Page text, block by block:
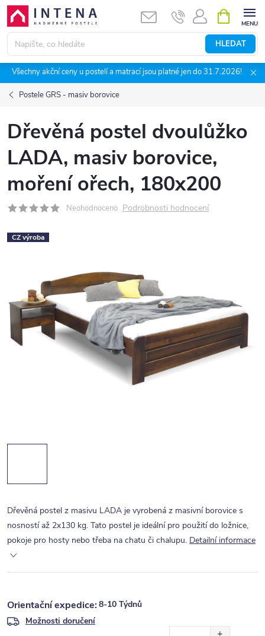
Přejít
obsah
HLEDAT
NÁKUPNÍ
KOŠÍK
Všechny akční ceny u postelí a matrací jsou platné jen do 31.7.2026!
Postele GRS - masiv borovice
Dřevěná postel dvoulůžko
LADA, masiv borovice,
moření ořech, 180x200
Neohodnoceno Podrobnosti hodnocení
CZ výroba
Dřevěná postel z masivu LADA je vyrobená z masivní borovice s
nosností až 2x130 kg. Tato postel je ideální pro použití do ložnice,
pokoje pro hosty nebo třeba na chatu či chalupu. Detailní informace
8-10 Týdnů
Možnosti doručení